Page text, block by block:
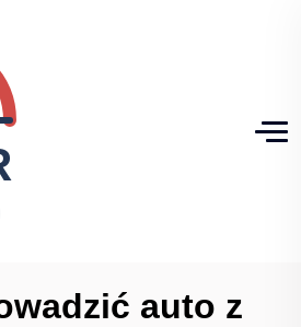
auto z